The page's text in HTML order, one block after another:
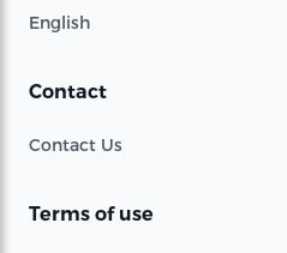
English
Contact
Contact Us
Terms of use